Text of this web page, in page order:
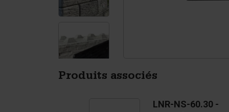
Produits associés
LNR-NS-60.30 -